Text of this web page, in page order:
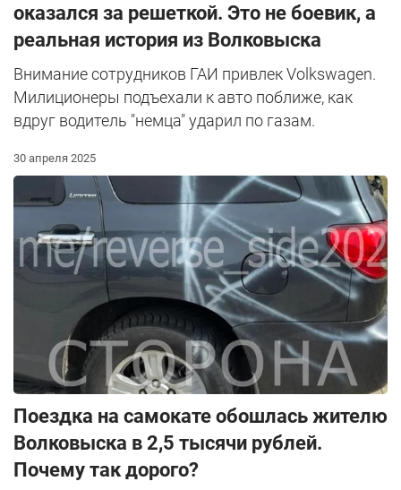
оказался за решеткой. Это не боевик, а
реальная история из Волковыска
Внимание сотрудников ГАИ привлек Volkswagen.
Милиционеры подъехали к авто поближе, как
вдруг водитель "немца" ударил по газам.
30 апреля 2025
Поездка на самокате обошлась жителю
Волковыска в 2,5 тысячи рублей.
Почему так дорого?